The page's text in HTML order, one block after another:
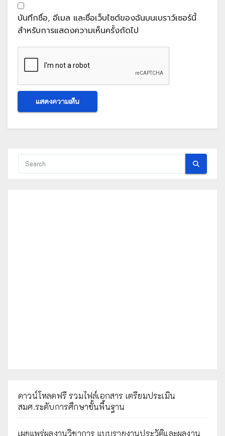
บันทึกชื่อ, อีเมล และชื่อเว็บไซต์ของฉันบนเบราว์เซอร์นี้
สำหรับการแสดงความเห็นครั้งถัดไป
ดาวน์โหลดฟรี รวมไฟล์เอกสาร เตรียมประเมิน
สมศ.ระดับการศึกษาขั้นพื้นฐาน
เผยแพร่ผลงานวิชาการ แบบรายงานประวัติและผลงาน